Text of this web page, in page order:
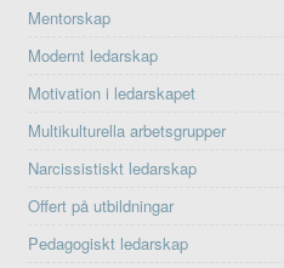
Mentorskap
Modernt ledarskap
Motivation i ledarskapet
Multikulturella arbetsgrupper
Narcissistiskt ledarskap
Offert på utbildningar
Pedagogiskt ledarskap